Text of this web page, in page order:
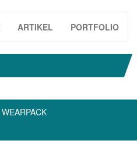
ARTIKEL PORTFOLIO
WEARPACK